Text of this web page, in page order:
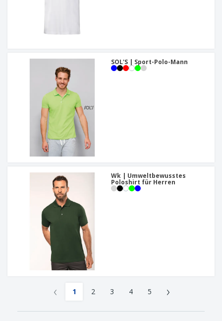
SOL'S | Sport-Polo-Mann
Wk | Umweltbewusstes
Poloshirt für Herren
‹ 1 2 3 4 5 ›